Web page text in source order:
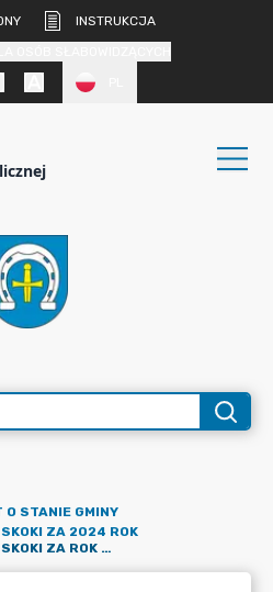
INSTRUKCJA
O STANIE GMINY
ZA 2024 ROK
RAPORT O STANIE GMINY SKOKI ZA ROK 2024